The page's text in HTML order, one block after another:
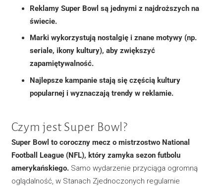
Reklamy Super Bowl są jednymi z najdroższych na
świecie.
Marki wykorzystują nostalgię i znane motywy (np.
seriale, ikony kultury), aby zwiększyć
zapamiętywalność.
Najlepsze kampanie stają się częścią kultury
popularnej i wyznaczają trendy w reklamie.
Czym jest Super Bowl?
Super Bowl to coroczny mecz o mistrzostwo National
Football League (NFL), który zamyka sezon futbolu
amerykańskiego. Samo wydarzenie przyciąga ogromną
oglądalność, w Stanach Zjednoczonych regularnie